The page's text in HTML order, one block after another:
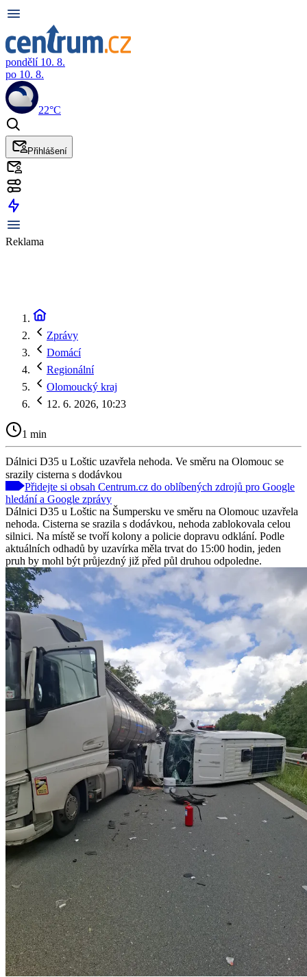
pondělí 10. 8.
po 10. 8.
22°C
Přihlášení
Reklama
Zprávy
Domácí
Regionální
Olomoucký kraj
12. 6. 2026, 10:23
1 min
Dálnici D35 u Loštic uzavřela nehoda. Ve směru na Olomouc se
srazily cisterna s dodávkou
Přidejte si obsah Centrum.cz do oblíbených zdrojů pro Google
hledání a Google zprávy
Dálnici D35 u Loštic na Šumpersku ve směru na Olomouc uzavřela
nehoda. Cisterna se srazila s dodávkou, nehoda zablokovala celou
silnici. Na místě se tvoří kolony a policie dopravu odklání. Podle
aktuálních odhadů by uzavírka měla trvat do 15:00 hodin, jeden
pruh by mohl být průjezdný již před půl druhou odpoledne.